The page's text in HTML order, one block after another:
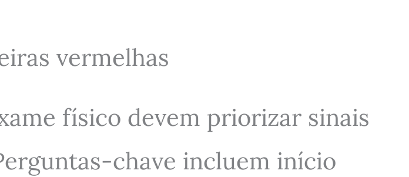
vermelhas
físico devem priorizar sinais
chave incluem início